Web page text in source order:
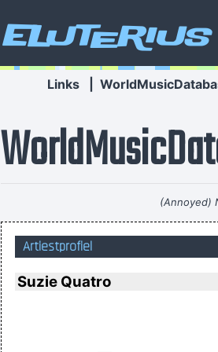
Eluterius
Links
(Annoyed)
Ask
I declare that the Beatles
Artiestprofiel
Suzie Quatro